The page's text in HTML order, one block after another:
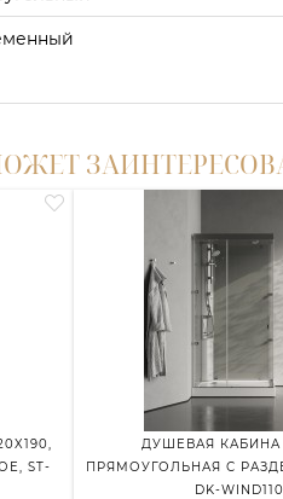
ST-
ДУШЕВАЯ КАБИНА
ПРЯМОУГОЛЬНАЯ С
DK-